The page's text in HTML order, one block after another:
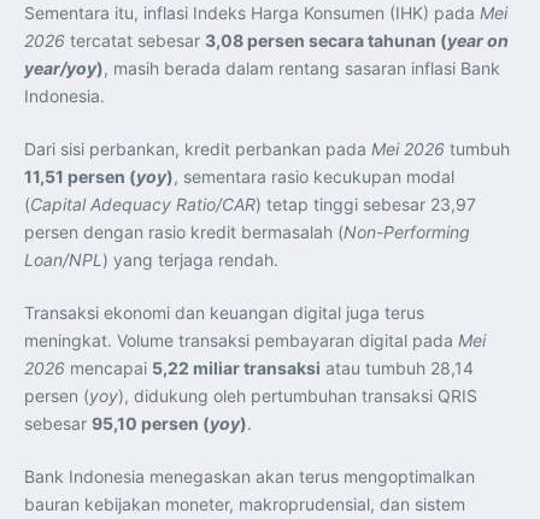
Sementara itu, inflasi Indeks Harga Konsumen (IHK) pada Mei
2026 tercatat sebesar 3,08 persen secara tahunan (year on
year/yoy), masih berada dalam rentang sasaran inflasi Bank
Indonesia.
Dari sisi perbankan, kredit perbankan pada Mei 2026 tumbuh
11,51 persen (yoy), sementara rasio kecukupan modal
(Capital Adequacy Ratio/CAR) tetap tinggi sebesar 23,97
persen dengan rasio kredit bermasalah (Non-Performing
Loan/NPL ) yang terjaga rendah.
Transaksi ekonomi dan keuangan digital juga terus
meningkat. Volume transaksi pembayaran digital pada Mei
2026 mencapai 5,22 miliar transaksi atau tumbuh 28,14
persen (yoy), didukung oleh pertumbuhan transaksi QRIS
sebesar 95,10 persen (yoy).
Bank Indonesia menegaskan akan terus mengoptimalkan
bauran kebijakan moneter, makroprudensial, dan sistem